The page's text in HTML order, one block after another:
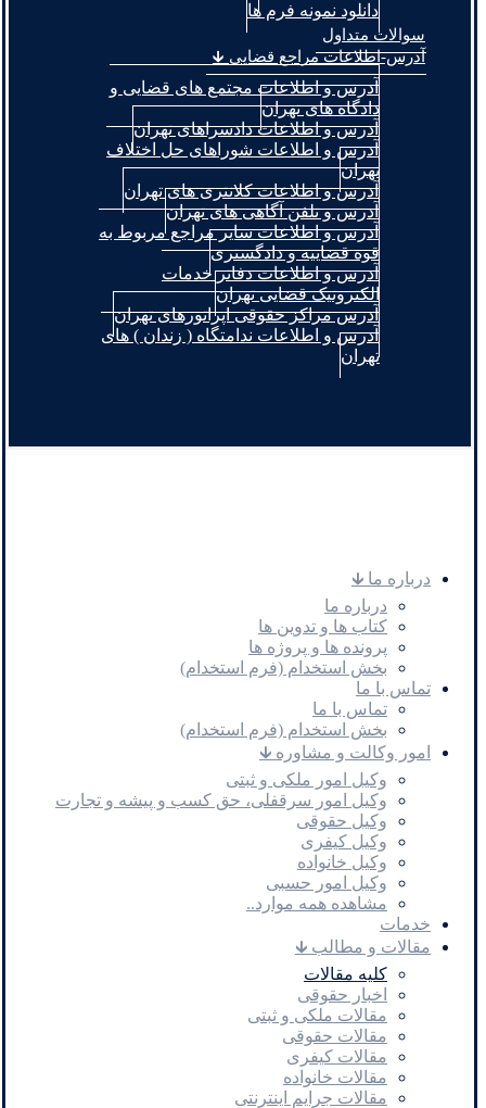
دانلود نمونه فرم ها
سوالات متداول
آدرس-اطلاعات مراجع قضایی 🡳
آدرس و اطلاعات مجتمع های قضایی و
دادگاه های تهران
آدرس و اطلاعات دادسراهای تهران
آدرس و اطلاعات شوراهای حل اختلاف
تهران
آدرس و اطلاعات کلانتری های تهران
آدرس و تلفن آگاهی های تهران
آدرس و اطلاعات سایر مراجع مربوط به
قوه قضاییه و دادگستری
آدرس و اطلاعات دفاتر خدمات
الکترونیک قضایی تهران
آدرس مراکز حقوقی اپراتورهای تهران
آدرس و اطلاعات ندامتگاه ( زندان ) های
تهران
درباره ما 🡳
درباره ما
کتاب ها و تدوین ها
پرونده ها و پروژه ها
بخش استخدام (فرم استخدام)
تماس با ما
تماس با ما
بخش استخدام (فرم استخدام)
امور وکالت و مشاوره 🡳
وکیل امور ملکی و ثبتی
وکیل امور سرقفلی، حق کسب و پیشه و تجارت
وکیل حقوقی
وکیل کیفری
وکیل خانواده
وکیل امور حسبی
مشاهده همه موارد..
خدمات
مقالات و مطالب 🡳
کلیه مقالات
اخبار حقوقی
مقالات ملکی و ثبتی
مقالات حقوقی
مقالات کیفری
مقالات خانواده
مقالات جرایم اینترنتی